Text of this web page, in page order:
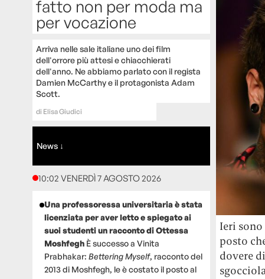
fatto non per moda ma
per vocazione
Arriva nelle sale italiane uno dei film
dell'orrore più attesi e chiacchierati
dell'anno. Ne abbiamo parlato con il regista
Damien McCarthy e il protagonista Adam
Scott.
di Elisa Giudici
News ↓
10:02 VENERDÌ 7 AGOSTO 2026
Una professoressa universitaria è stata
licenziata per aver letto e spiegato ai
suoi studenti un racconto di Ottessa
Moshfegh È successo a Vinita
Prabhakar: Bettering Myself, racconto del
2013 di Moshfegh, le è costato il posto al
Ieri
posto
dovere